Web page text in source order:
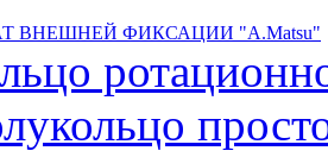
ВНЕШНЕЙ ФИКСАЦИИ "A.Matsu"